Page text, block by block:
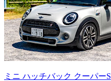
ミニ ハッチバック クーパーS